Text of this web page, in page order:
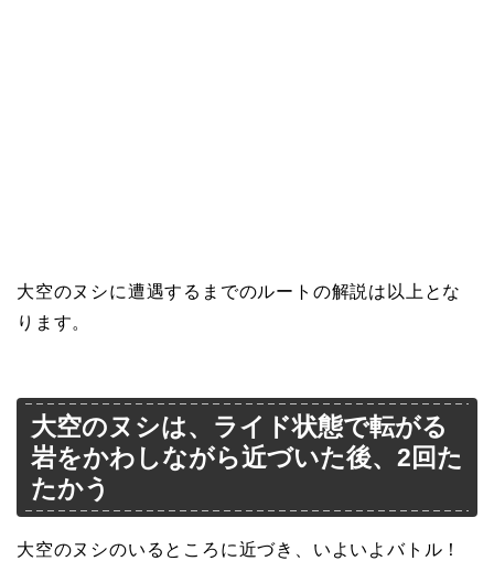
大空のヌシに遭遇するまでのルートの解説は以上とな
ります。
大空のヌシは、ライド状態で転がる
岩をかわしながら近づいた後、2回た
たかう
大空のヌシのいるところに近づき、いよいよバトル！